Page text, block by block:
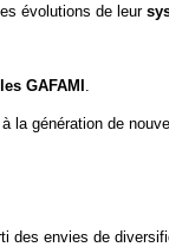
évolutions de leur
GAFAMI .
la génération de
des envies de